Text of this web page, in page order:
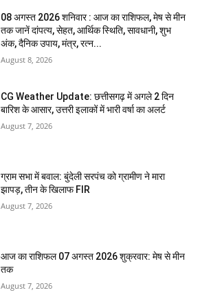
08 अगस्त 2026 शनिवार : आज का राशिफल, मेष से मीन
तक जानें दांपत्य, सेहत, आर्थिक स्थिति, सावधानी, शुभ
अंक, दैनिक उपाय, मंत्र, रत्न...
August 8, 2026
CG Weather Update: छत्तीसगढ़ में अगले 2 दिन
बारिश के आसार, उत्तरी इलाकों में भारी वर्षा का अलर्ट
August 7, 2026
ग्राम सभा में बवाल: बुंदेली सरपंच को ग्रामीण ने मारा
झापड़, तीन के खिलाफ FIR
August 7, 2026
आज का राशिफल 07 अगस्त 2026 शुक्रवार: मेष से मीन
तक
August 7, 2026